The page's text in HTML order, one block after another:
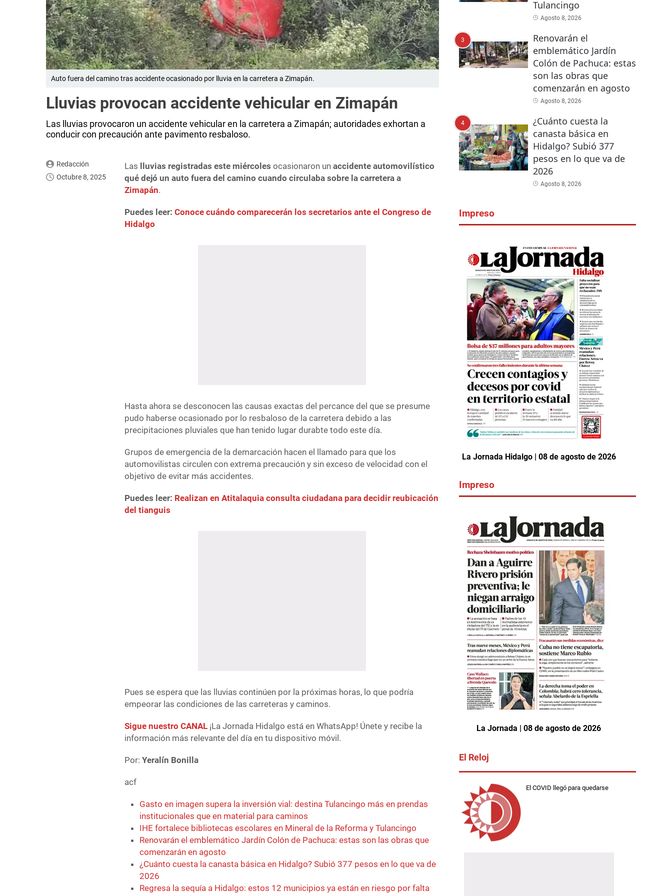
Auto fuera del camino tras accidente ocasionado por lluvia en la carretera a Zimapán.
Lluvias provocan accidente vehicular en Zimapán
Las lluvias provocaron un accidente vehicular en la carretera a Zimapán; autoridades exhortan a
conducir con precaución ante pavimento resbaloso.
Redacción
Octubre 8, 2025
Las lluvias registradas este miércoles ocasionaron unaccidente automovilístico
qué dejó un auto fuera del camino cuando circulaba sobre la carretera a
Zimapán.
Puedes leer:Conoce cuándo comparecerán los secretarios ante el Congreso de
Hidalgo
Hasta ahora se desconocen las causas exactas del percance del que se presume
pudo haberse ocasionado por lo resbaloso de la carretera debido a las
precipitaciones pluviales que han tenido lugar durabte todo este día.
Grupos de emergencia de la demarcación hacen el llamado para que los
automovilistas circulen con extrema precaución y sin exceso de velocidad con el
objetivo de evitar más accidentes.
Puedes leer: Realizan en Atitalaquia consulta ciudadana para decidir reubicación
del tianguis
Pues se espera que las lluvias continúen por la próximas horas, lo que podría
empeorar las condiciones de las carreteras y caminos.
Sigue nuestro CANAL ¡La Jornada Hidalgo está en WhatsApp! Únete y recibe la
información más relevante del día en tu dispositivo móvil.
Por:Yeralín Bonilla
acf
Gasto en imagen supera la inversión vial: destina Tulancingo más en prendas
institucionales que en material para caminos
IHE fortalece bibliotecas escolares en Mineral de la Reforma y Tulancingo
Renovarán el emblemático Jardín Colón de Pachuca: estas son las obras que
comenzarán en agosto
¿Cuánto cuesta la canasta básica en Hidalgo? Subió 377 pesos en lo que va de
2026
Regresa la sequía a Hidalgo: estos 12 municipios ya están en riesgo por falta
Tulancingo
Agosto 8, 2026
3
Renovarán el
emblemático Jardín
Colón de Pachuca: estas
son las obras que
comenzarán en agosto
Agosto 8, 2026
4
¿Cuánto cuesta la
canasta básica en
Hidalgo? Subió 377
pesos en lo que va de
2026
Agosto 8, 2026
Impreso
La Jornada Hidalgo | 08 de agosto de 2026
Impreso
La Jornada | 08 de agosto de 2026
El Reloj
El COVID llegó para quedarse